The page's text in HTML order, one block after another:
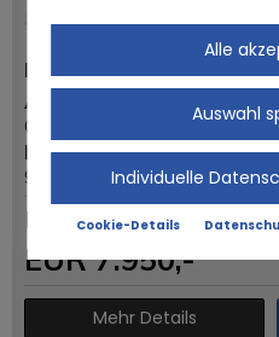
Mercedes Benz 230E
Anbieter:
Oldtimerfarm BV
PLZ/Ort:
9880 Aalter
Dauerinserat
EUR7.950,-
Mehr Details
Alle
Auswahl
Individuelle
Cookie-Details